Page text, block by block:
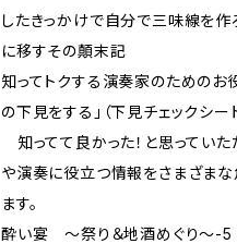
したきっかけで自分で三味線を作
に移すその顛末記
知ってトクする演奏家のためのお
の下見をする」（下見チェックシー
知ってて良かった！と思っていた
や演奏に役立つ情報をさまざま
ます。
酔い宴 ～祭り＆地酒めぐり～-5